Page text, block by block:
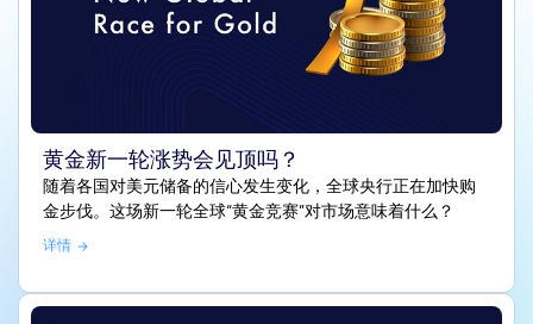
黄金新一轮涨势会见顶吗？
随着各国对美元储备的信心发生变化，全球央行正在加快购
金步伐。这场新一轮全球“黄金竞赛”对市场意味着什么？
详情